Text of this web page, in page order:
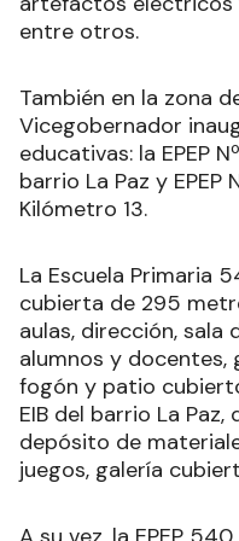
entre otros.
También en la zona
Vicegobernador
educativas: la EPEP
barrio La Paz y EPEP
Kilómetro 13.
La Escuela Primaria
cubierta de 295
aulas, dirección, sala
alumnos y docentes,
fogón y patio
EIB del barrio La
depósito de
juegos, galería